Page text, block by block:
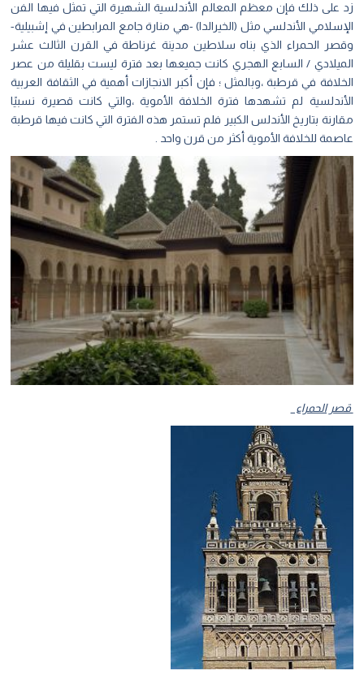
زد على ذلك فإن معظم المعالم الأندلسية الشهيرة التي تمثل فيها الفن
الإسلامي الأندلسي مثل (الخيرالدا) -هي منارة جامع المرابطين في إشبيلية-
وقصر الحمراء الذي بناه سلاطين مدينة غرناطة في القرن الثالث عشر
الميلادي / السابع الهجري كانت جميعها بعد فترة ليست بقليلة من عصر
الخلافة في قرطبة ،وبالمثل ؛ فإن أكبر الانجازات أهمية في الثقافة العربية
الأندلسية لم تشهدها فترة الخلافة الأموية ،والتي كانت قصيرة نسبيًا
مقارنة بتاريخ الأندلس الكبير فلم تستمر هذه الفترة التي كانت فيها قرطبة
عاصمة للخلافة الأموية أكثر من قرن واحد .
قصر الحمراء